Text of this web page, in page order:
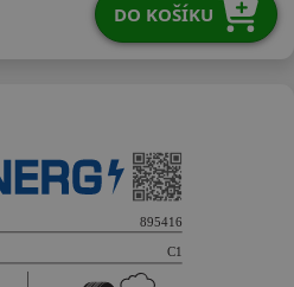
DO KOŠÍKU